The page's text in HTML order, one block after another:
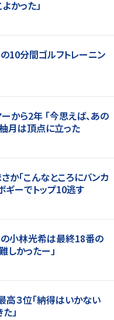
かった」
10分間ゴルフトレーニン
から2年 「今思えば、あの
月は頂点に立った
か「こんなところにバンカ
ギーでトップ10逃す
小林光希は最終18番の
しかったー」
３位「納得はいかない
」